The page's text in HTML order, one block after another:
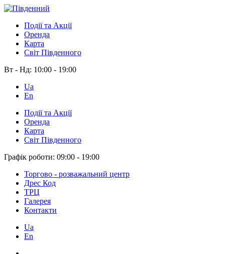
Події та Акції
Оренда
Карта
Світ Південного
Вт - Нд: 10:00 - 19:00
Ua
En
Події та Акції
Оренда
Карта
Світ Південного
Графік роботи: 09:00 - 19:00
Торгово - розважальний центр
Дрес Код
ТРЦ
Галерея
Контакти
Ua
En